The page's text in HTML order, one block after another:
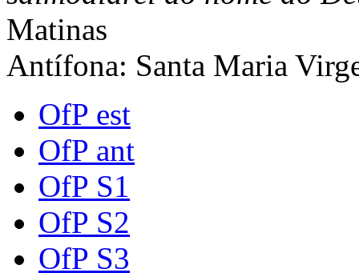
Matinas
Antífona: Santa Maria
OfP est
OfP ant
OfP S1
OfP S2
OfP S3